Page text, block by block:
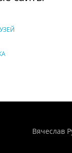
Вячеслав